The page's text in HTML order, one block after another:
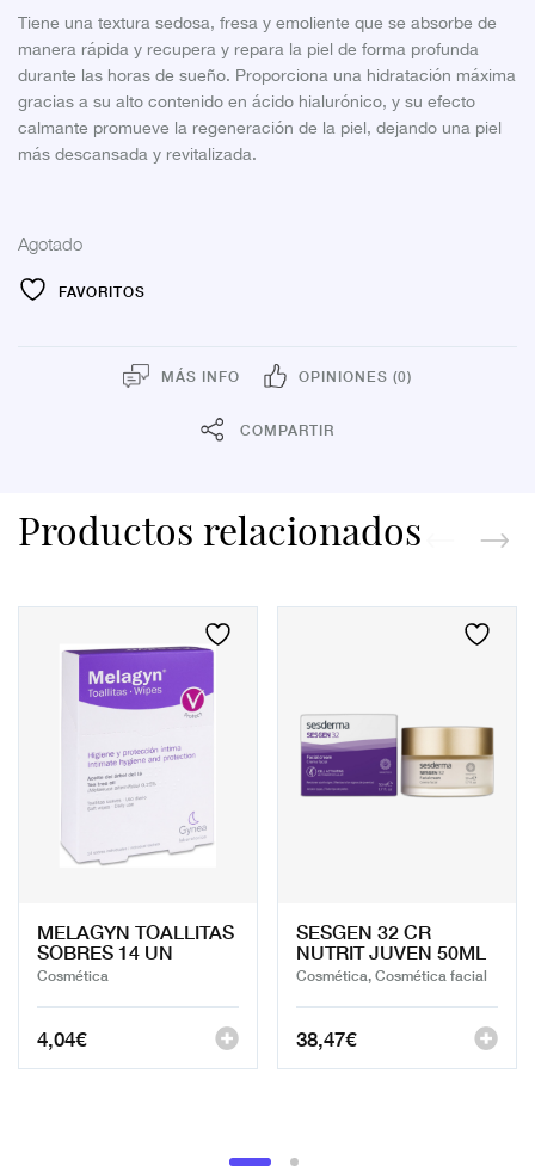
Tiene una textura sedosa, fresa y emoliente que se absorbe de
manera rápida y recupera y repara la piel de forma profunda
durante las horas de sueño. Proporciona una hidratación máxima
gracias a su alto contenido en ácido hialurónico, y su efecto
calmante promueve la regeneración de la piel, dejando una piel
más descansada y revitalizada.
Agotado
FAVORITOS
MÁS INFO OPINIONES (0)
COMPARTIR
Productos relacionados
MELAGYN TOALLITAS
SOBRES 14 UN
Cosmética
4,04€
SESGEN 32 CR
NUTRIT JUVEN 50ML
Cosmética, Cosmética facial
38,47€